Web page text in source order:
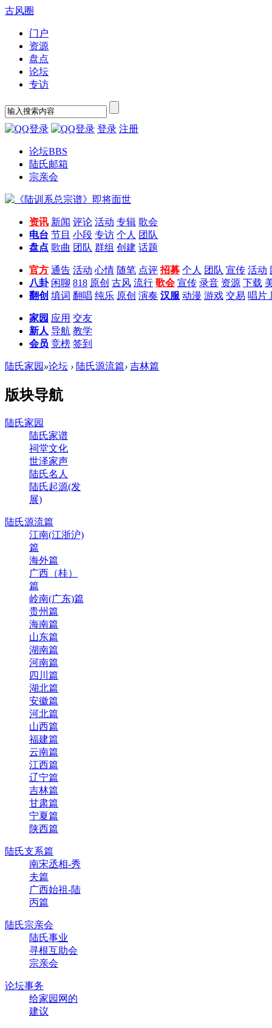
古风圈
门户
资源
盘点
论坛
专访
登录 注册
论坛BBS
陆氏邮箱
宗亲会
资讯 新闻 评论 活动 专辑 歌会
电台 节目 小段 专访 个人 团队
盘点 歌曲 团队 群组 创建 话题
官方 通告 活动 心情 随笔 点评 招募 个人 团队 宣传 活动
八卦 闲聊 818 原创 古风 流行 歌会 宣传 录音 资源 下载
翻创 填词 翻唱 纯乐 原创 演奏 汉服 动漫 游戏 交易 唱片
家园 应用 交友
新人 导航 教学
会员 竞榜 签到
陆氏家园 »论坛 › 陆氏源流篇› 吉林篇
版块导航
陆氏家园
陆氏家谱
祠堂文化
世泽家声
陆氏名人
陆氏起源(发
展)
陆氏源流篇
江南(江浙沪)
篇
海外篇
广西（桂）
篇
岭南(广东)篇
贵州篇
海南篇
山东篇
湖南篇
河南篇
四川篇
湖北篇
安徽篇
河北篇
山西篇
福建篇
云南篇
江西篇
辽宁篇
吉林篇
甘肃篇
宁夏篇
陕西篇
陆氏支系篇
南宋丞相-秀
夫篇
广西始祖-陆
丙篇
陆氏宗亲会
陆氏事业
寻根互助会
宗亲会
论坛事务
给家园网的
建议